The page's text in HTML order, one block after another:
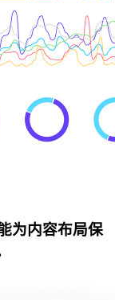
为内容布局保